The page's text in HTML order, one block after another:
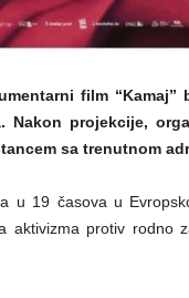
film
Nakon projekcije,
sa trenutnom
u 19 časova u
aktivizma protiv rodno